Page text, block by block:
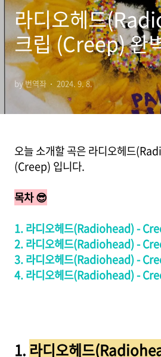
라디오헤드
크립 (Creep) 완
글 가사 해석, 뜻,
토리, 듣기)
by 번역좌 2024. 9. 8.
오늘 소개할 곡은 라디오헤드
(Creep) 입니다.
목차 😎
1. 라디오헤드(Radiohead) -
2. 라디오헤드(Radiohead) -
3. 라디오헤드(Radiohead) -
4. 라디오헤드(Radiohead) -
1. 라디오헤드